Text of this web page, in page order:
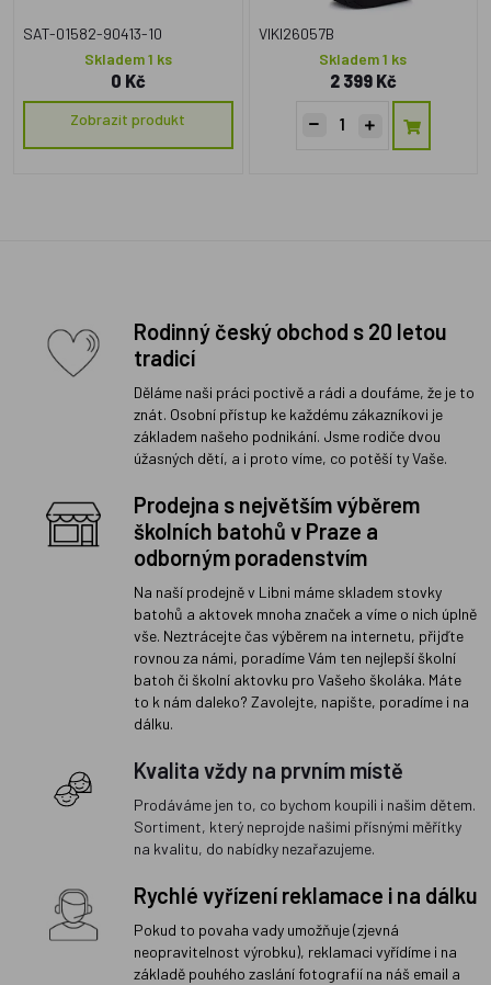
SAT-01582-90413-10
Skladem 1 ks
0 Kč
Zobrazit produkt
VIKI26057B
Skladem 1 ks
2 399 Kč
Rodinný český obchod s 20 letou
tradicí
Děláme naši práci poctivě a rádi a doufáme, že je to
znát. Osobní přístup ke každému zákazníkovi je
základem našeho podnikání. Jsme rodiče dvou
úžasných dětí, a i proto víme, co potěší ty Vaše.
Prodejna s největším výběrem
školních batohů v Praze a
odborným poradenstvím
Na naší prodejně v Libni máme skladem stovky
batohů a aktovek mnoha značek a víme o nich úplně
vše. Neztrácejte čas výběrem na internetu, přijďte
rovnou za námi, poradíme Vám ten nejlepší školní
batoh či školní aktovku pro Vašeho školáka. Máte
to k nám daleko? Zavolejte, napište, poradíme i na
dálku.
Kvalita vždy na prvním místě
Prodáváme jen to, co bychom koupili i našim dětem.
Sortiment, který neprojde našimi přísnými měřítky
na kvalitu, do nabídky nezařazujeme.
Rychlé vyřízení reklamace i na dálku
Pokud to povaha vady umožňuje (zjevná
neopravitelnost výrobku), reklamaci vyřídíme i na
základě pouhého zaslání fotografií na náš email a